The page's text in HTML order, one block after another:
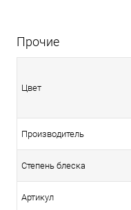
Прочие
Цвет
Производитель
Степень блеска
Артикул